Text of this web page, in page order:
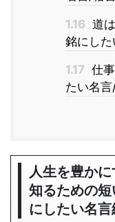
1.16 道
銘にし
1.17 仕
たい名
人生を豊か
知るための
にしたい名